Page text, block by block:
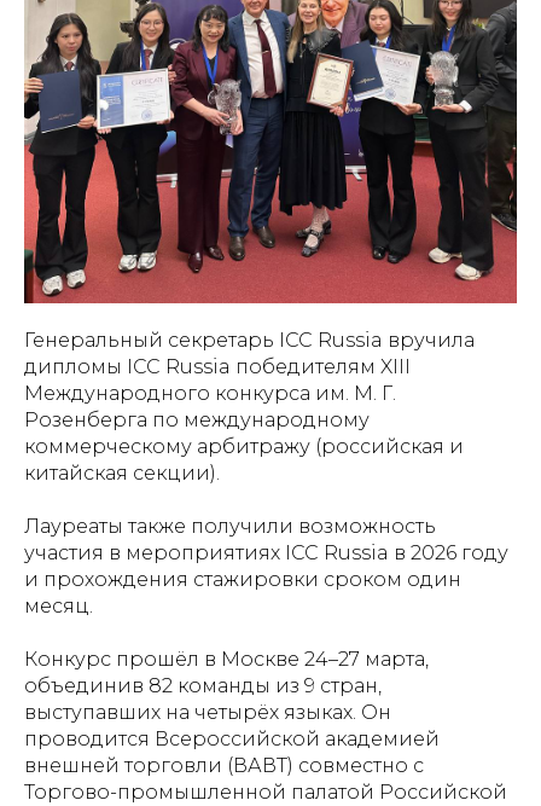
Генеральный секретарь ICC Russia вручила
дипломы ICC Russia победителям XIII
Международного конкурса им. М. Г.
Розенберга по международному
коммерческому арбитражу (российская и
китайская секции).
Лауреаты также получили возможность
участия в мероприятиях ICC Russia в 2026 году
и прохождения стажировки сроком один
месяц.
Конкурс прошёл в Москве 24–27 марта,
объединив 82 команды из 9 стран,
выступавших на четырёх языках. Он
проводится Всероссийской академией
внешней торговли (ВАВТ) совместно с
Торгово-промышленной палатой Российской